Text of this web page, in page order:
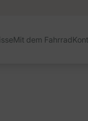
Mit dem Fahrrad